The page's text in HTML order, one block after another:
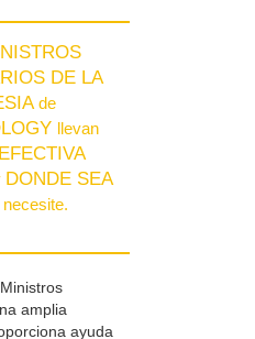
DE LA
de
llevan
DONDE SEA
amplia
ayuda